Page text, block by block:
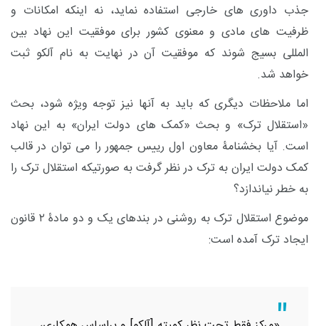
جذب داوری های خارجی استفاده نماید، نه اینکه امکانات و
ظرفیت های مادی و معنوی کشور برای موفقیت این نهاد بین
المللی بسیج شوند که موفقیت آن در نهایت به نام آلکو ثبت
خواهد شد.
اما ملاحظات دیگری که باید به آنها نیز توجه ویژه شود، بحث
«استقلال ترک» و بحث «کمک های دولت ایران» به این نهاد
است. آیا بخشنامۀ معاون اول رییس جمهور را می توان در قالب
کمک دولت ایران به ترک در نظر گرفت به صورتیکه استقلال ترک را
به خطر نیاندازد؟
موضوع استقلال ترک به روشنی در بندهای یک و دو مادۀ ۲ قانون
ایجاد ترک آمده است: